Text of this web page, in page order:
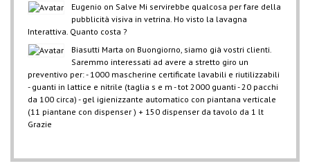
Eugenio on Salve Mi servirebbe qualcosa per fare della
pubblicità visiva in vetrina. Ho visto la lavagna
Interattiva. Quanto costa ?
Biasutti Marta on Buongiorno, siamo già vostri clienti.
Saremmo interessati ad avere a stretto giro un
preventivo per: - 1000 mascherine certificate lavabili e riutilizzabili
- guanti in lattice e nitrile (taglia s e m - tot 2000 guanti - 20 pacchi
da 100 circa) - gel igienizzante automatico con piantana verticale
(11 piantane con dispenser ) + 150 dispenser da tavolo da 1 lt
Grazie